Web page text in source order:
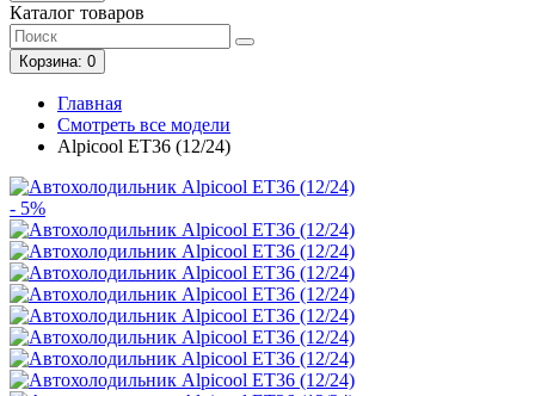
Каталог товаров
Корзина: 0
Главная
Смотреть все модели
Alpicool ET36 (12/24)
- 5%